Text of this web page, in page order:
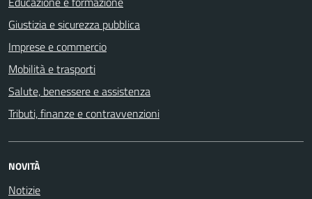
Giustizia e sicurezza pubblica
Imprese e commercio
Mobilità e trasporti
Salute, benessere e assistenza
Tributi, finanze e contravvenzioni
NOVITÀ
Notizie